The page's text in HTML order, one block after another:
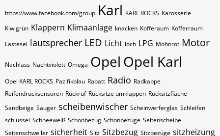
https://www.facebook.com/group Karl KARL ROCKS Karosserie
Kiwigrün Klappern Klimaanlage knacken Kofferaum Kofferraum
Lastesel lautsprecher LED Licht loch LPG Mohnrot Motor
Nachlass Nachtviolett Omega Opel Opel Karl
Opel KARL ROCKS Pazifikblau Rabatt Radio Radkappe
Reifendrucksensoren Rückruf Rücksitze umklappen Rücksitzfläche
Sandbeige Sauger scheibenwischer Scheinwerferglas Schleifen
schlüssel Schneeweiß Schonbezug Schonbezüge Seitenscheibe
Seitenschweller sicherheit Sitz Sitzbezug Sitzbezüge sitzheizung